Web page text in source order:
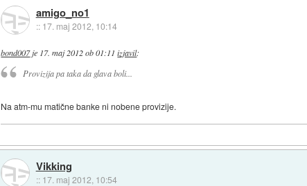
amigo_no1
:: 17. maj 2012, 10:14
bond007je 17. maj 2012 ob 01:11 izjavil:
Provizija pa taka da glava boli...
Na atm-mu matične banke ni nobene provizije.
Vikking
:: 17. maj 2012, 10:54